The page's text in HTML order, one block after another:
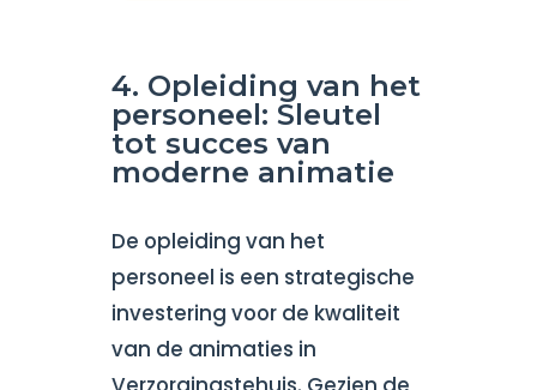
4. Opleiding van het
personeel: Sleutel
tot succes van
moderne animatie
De opleiding van het
personeel is een strategische
investering voor de kwaliteit
van de animaties in